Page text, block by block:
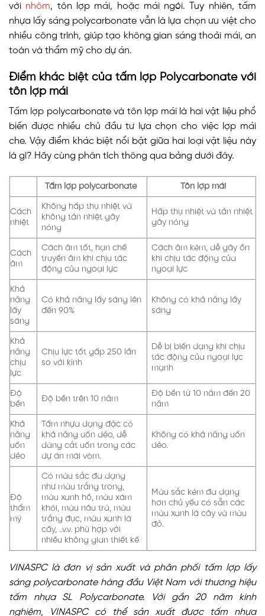
với nhôm, tôn lợp mái, hoặc mái ngói. Tuy nhiên, tấm
nhựa lấy sáng polycarbonate vẫn là lựa chọn ưu việt cho
nhiều công trình, giúp tạo không gian sáng thoải mái, an
toàn và thẩm mỹ cho dự án.
Điểm khác biệt của tấm lợp Polycarbonate với
tôn lợp mái
Tấm lợp polycarbonate và tôn lợp mái là hai vật liệu phổ
biến được nhiều chủ đầu tư lựa chọn cho việc lợp mái
che. Vậy điểm khác biệt nổi bật giữa hai loại vật liệu này
là gì? Hãy cùng phân tích thông qua bảng dưới đây.
Tấm lợp polycarbonate Tôn lợp mái
Cách
nhiệt
Không hấp thụ nhiệt và
không tản nhiệt gây
nóng
Hấp thụ nhiệt và tản nhiệt
gây nóng
Cách
âm
Cách âm tốt, hạn chế
truyền âm khi chịu tác
động của ngoại lực
Cách âm kém, dễ gây ồn
khi chịu tác động của
ngoại lực
Khả
năng
lấy
sáng
Có khả năng lấy sáng lên
đến 90%
Không có khả năng lấy
sáng
Khả
năng
chịu
lực
Chịu lực tốt gấp 250 lần
so với kính
Dễ bị biến dạng khi chịu
tác động của ngoại lực
mạnh
Độ
bền
Độ bền trên 10 năm
Độ bền từ 10 năm đến 20
năm
Khả
năng
uốn
dẻo
Tấm nhựa dạng đặc có
khả năng uốn dẻo, dễ
dàng cắt uốn trong các
dự án mái vòm.
Không có khả năng uốn
dẻo.
Độ
thẩm
mỹ
Có màu sắc đa dạng
như màu trắng trong,
màu xanh hồ, màu xám
khói, màu nâu trà, màu
trắng đục, màu xanh lá
cây, ..v.v. phù hợp với
nhiều không gian thiết kế
Màu sắc kém đa dạng
hơn chủ yếu có sẵn các
màu xanh lá cây và màu
đỏ.
VINASPC là đơn vị sản xuất và phân phối tấm lợp lấy
sáng polycarbonate hàng đầu Việt Nam với thương hiệu
tấm nhựa SL Polycarbonate. Với gần 20 năm kinh
nghiệm, VINASPC có thể sản xuất được tấm nhựa